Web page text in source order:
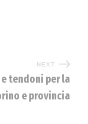
NEXT
tendoni per la
e provincia